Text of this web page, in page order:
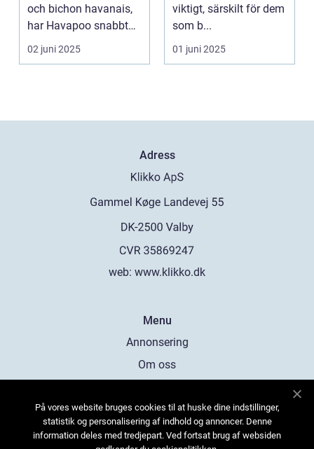
och bichon havanais,
har Havapoo snabbt
blivit en älsklin...
02 juni 2025
viktigt, särskilt för dem
som b...
01 juni 2025
Adress
web: www.klikko.dk
Menu
Annonsering
Om oss
Kontakta oss
Sitemap
På vores website bruges cookies til at huske dine indstillinger,
statistik og personalisering af indhold og annoncer. Denne
information deles med tredjepart. Ved fortsat brug af websiden